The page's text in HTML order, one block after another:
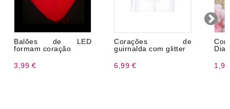
Balões de LED
formam coração
3,99 €
Corações de
guirnalda com glitter
6,99 €